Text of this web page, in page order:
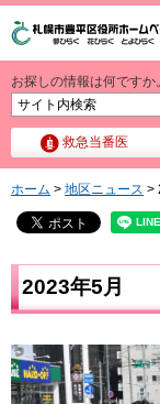
お探しの情報は何ですか。
救急当番医
ホーム > 地区ニュース >
2023年5月